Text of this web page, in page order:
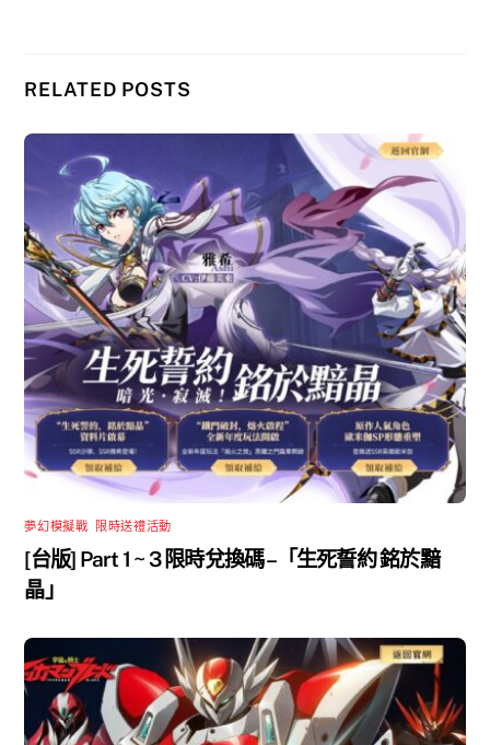
RELATED POSTS
夢幻模擬戰 限時送禮活動
[台版] Part 1 ~ 3 限時兌換碼 –「生死誓約 銘於黯
晶」